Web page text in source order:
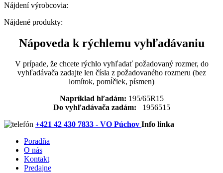
Nájdení výrobcovia:
Nájdené produkty:
Nápoveda k rýchlemu vyhľadávaniu
V prípade, že chcete rýchlo vyhľadať požadovaný rozmer, do
vyhľadávača zadajte len čísla z požadovaného rozmeru (bez
lomítok, pomĺčiek, písmen)
Napríklad hľadám: 195/65R15
Do vyhľadávača zadám: 1956515
+421 42 430 7833 - VO Púchov Info linka
Poradňa
O nás
Kontakt
Predajne